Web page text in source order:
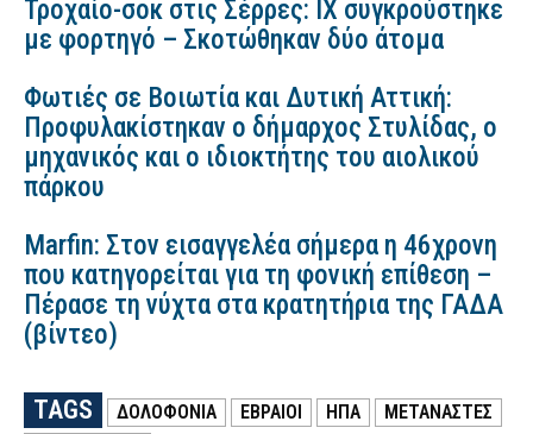
Τροχαίο-σοκ στις Σέρρες: ΙΧ συγκρούστηκε
με φορτηγό – Σκοτώθηκαν δύο άτομα
Φωτιές σε Βοιωτία και Δυτική Αττική:
Προφυλακίστηκαν ο δήμαρχος Στυλίδας, ο
μηχανικός και ο ιδιοκτήτης του αιολικού
πάρκου
Marfin: Στον εισαγγελέα σήμερα η 46χρονη
που κατηγορείται για τη φονική επίθεση –
Πέρασε τη νύχτα στα κρατητήρια της ΓΑΔΑ
(βίντεο)
TAGS ΔΟΛΟΦΟΝΙΑ ΕΒΡΑΊΟΙ ΗΠΑ ΜΕΤΑΝΑΣΤΕΣ